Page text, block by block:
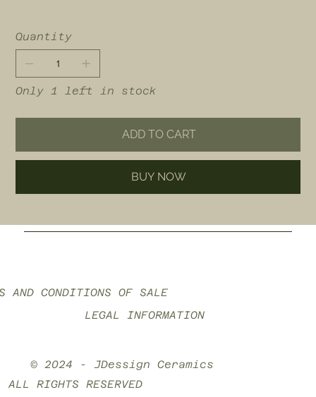
Quantity
Only 1 left in stock
ADD TO CART
BUY NOW
AND CONDITIONS OF SALE
© 2024 - JDessign Ceramics
ALL RIGHTS RESERVED
LEGAL INFORMATION